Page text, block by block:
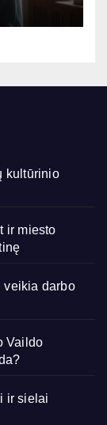
kultūrinio
ir miesto
veikia darbo
Vaildo
ir sielai